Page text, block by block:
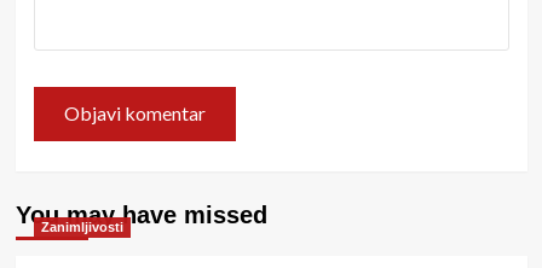
You may have missed
Zanimljivosti